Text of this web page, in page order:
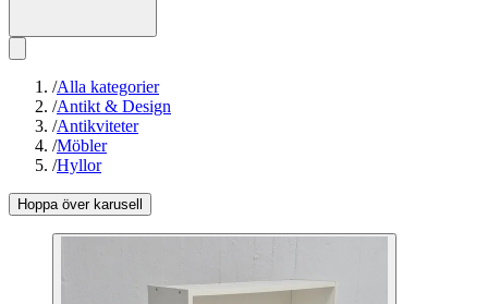
/Alla kategorier
/Antikt & Design
/Antikviteter
/Möbler
/Hyllor
Hoppa över karusell